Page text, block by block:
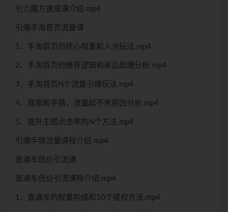
引力魔方速成课介绍.mp4
引爆手淘首页流量课
1、手淘首页的核心权重和入池玩法.mp4
2、手淘首页的推荐逻辑和单品起爆分析.mp4
3、手淘首页N个流量引爆玩法.mp4
4、搜索和手猜，流量起不来原因分析.mp4
5、提升主图点击率的N个方法.mp4
引爆手猜流量课程介绍.mp4
直通车低价引流课
直通车低价引流课程介绍.mp4
1、直通车的权重构成和10个提权方法.mp4